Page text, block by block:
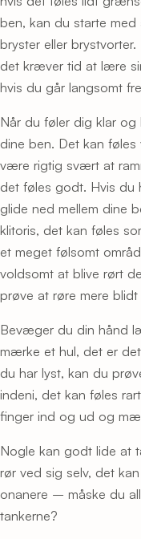
ben, kan du starte med
bryster eller
det kræver tid at lære
hvis du går langsomt
Når du føler dig klar og
dine ben. Det kan
være rigtig svært at
det føles godt. Hvis du
glide ned mellem dine
klitoris, det kan føles
et meget følsomt
voldsomt at blive rørt
prøve at røre mere
Bevæger du din hånd
mærke et hul, det er
du har lyst, kan du
indeni, det kan føles
finger ind og ud og
Nogle kan godt lide at
rør ved sig selv, det
onanere – måske du
tankerne?